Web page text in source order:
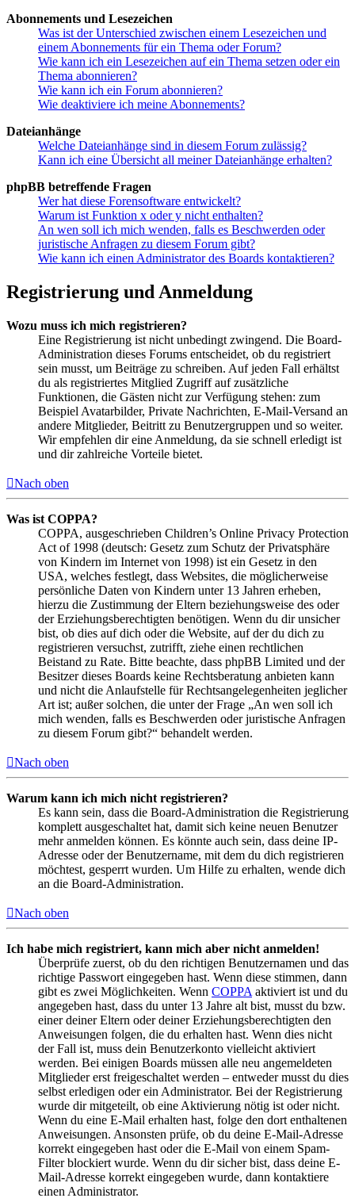
Abonnements und Lesezeichen
Was ist der Unterschied zwischen einem Lesezeichen und
einem Abonnements für ein Thema oder Forum?
Wie kann ich ein Lesezeichen auf ein Thema setzen oder ein
Thema abonnieren?
Wie kann ich ein Forum abonnieren?
Wie deaktiviere ich meine Abonnements?
Dateianhänge
Welche Dateianhänge sind in diesem Forum zulässig?
Kann ich eine Übersicht all meiner Dateianhänge erhalten?
phpBB betreffende Fragen
Wer hat diese Forensoftware entwickelt?
Warum ist Funktion x oder y nicht enthalten?
An wen soll ich mich wenden, falls es Beschwerden oder
juristische Anfragen zu diesem Forum gibt?
Wie kann ich einen Administrator des Boards kontaktieren?
Registrierung und Anmeldung
Wozu muss ich mich registrieren?
Eine Registrierung ist nicht unbedingt zwingend. Die Board-
Administration dieses Forums entscheidet, ob du registriert
sein musst, um Beiträge zu schreiben. Auf jeden Fall erhältst
du als registriertes Mitglied Zugriff auf zusätzliche
Funktionen, die Gästen nicht zur Verfügung stehen: zum
Beispiel Avatarbilder, Private Nachrichten, E-Mail-Versand an
andere Mitglieder, Beitritt zu Benutzergruppen und so weiter.
Wir empfehlen dir eine Anmeldung, da sie schnell erledigt ist
und dir zahlreiche Vorteile bietet.
Nach oben
Was ist COPPA?
COPPA, ausgeschrieben Children’s Online Privacy Protection
Act of 1998 (deutsch: Gesetz zum Schutz der Privatsphäre
von Kindern im Internet von 1998) ist ein Gesetz in den
USA, welches festlegt, dass Websites, die möglicherweise
persönliche Daten von Kindern unter 13 Jahren erheben,
hierzu die Zustimmung der Eltern beziehungsweise des oder
der Erziehungsberechtigten benötigen. Wenn du dir unsicher
bist, ob dies auf dich oder die Website, auf der du dich zu
registrieren versuchst, zutrifft, ziehe einen rechtlichen
Beistand zu Rate. Bitte beachte, dass phpBB Limited und der
Besitzer dieses Boards keine Rechtsberatung anbieten kann
und nicht die Anlaufstelle für Rechtsangelegenheiten jeglicher
Art ist; außer solchen, die unter der Frage „An wen soll ich
mich wenden, falls es Beschwerden oder juristische Anfragen
zu diesem Forum gibt?“ behandelt werden.
Nach oben
Warum kann ich mich nicht registrieren?
Es kann sein, dass die Board-Administration die Registrierung
komplett ausgeschaltet hat, damit sich keine neuen Benutzer
mehr anmelden können. Es könnte auch sein, dass deine IP-
Adresse oder der Benutzername, mit dem du dich registrieren
möchtest, gesperrt wurden. Um Hilfe zu erhalten, wende dich
an die Board-Administration.
Nach oben
Ich habe mich registriert, kann mich aber nicht anmelden!
Überprüfe zuerst, ob du den richtigen Benutzernamen und das
richtige Passwort eingegeben hast. Wenn diese stimmen, dann
gibt es zwei Möglichkeiten. Wenn COPPA aktiviert ist und du
angegeben hast, dass du unter 13 Jahre alt bist, musst du bzw.
einer deiner Eltern oder deiner Erziehungsberechtigten den
Anweisungen folgen, die du erhalten hast. Wenn dies nicht
der Fall ist, muss dein Benutzerkonto vielleicht aktiviert
werden. Bei einigen Boards müssen alle neu angemeldeten
Mitglieder erst freigeschaltet werden – entweder musst du dies
selbst erledigen oder ein Administrator. Bei der Registrierung
wurde dir mitgeteilt, ob eine Aktivierung nötig ist oder nicht.
Wenn du eine E-Mail erhalten hast, folge den dort enthaltenen
Anweisungen. Ansonsten prüfe, ob du deine E-Mail-Adresse
korrekt eingegeben hast oder die E-Mail von einem Spam-
Filter blockiert wurde. Wenn du dir sicher bist, dass deine E-
Mail-Adresse korrekt eingegeben wurde, dann kontaktiere
einen Administrator.